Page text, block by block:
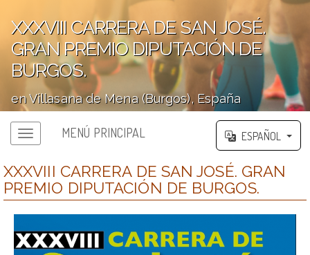
XXXVIII CARRERA DE SAN JOSÉ.
GRAN PREMIO DIPUTACIÓN DE
BURGOS.
en Villasana de Mena (Burgos), España
MENÚ PRINCIPAL ESPAÑOL
XXXVIII CARRERA DE SAN JOSÉ. GRAN
PREMIO DIPUTACIÓN DE BURGOS.